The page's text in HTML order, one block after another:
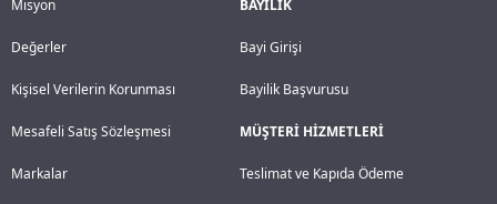
Misyon
Değerler
Kişisel Verilerin Korunması
Mesafeli Satış Sözleşmesi
Markalar
BAYİLİK
Bayi Girişi
Bayilik Başvurusu
MÜŞTERİ HİZMETLERİ
Teslimat ve Kapıda Ödeme